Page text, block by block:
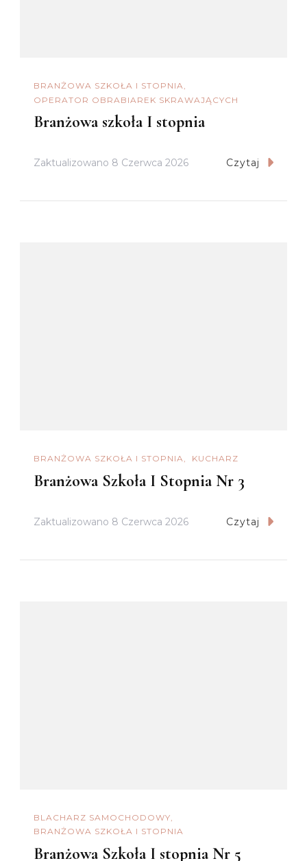
BRANŻOWA SZKOŁA I STOPNIA
OPERATOR OBRABIAREK SKRAWAJĄCYCH
Branżowa szkoła I stopnia
Zaktualizowano 8 Czerwca 2026 Czytaj
BRANŻOWA SZKOŁA I STOPNIA KUCHARZ
Branżowa Szkoła I Stopnia Nr 3
Zaktualizowano 8 Czerwca 2026 Czytaj
BLACHARZ SAMOCHODOWY
BRANŻOWA SZKOŁA I STOPNIA
Branżowa Szkoła I stopnia Nr 5